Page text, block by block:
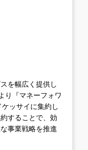
を幅広く提供し
り『マネーフォワ
ッサイに集約し
することで、効
事業戦略を推進